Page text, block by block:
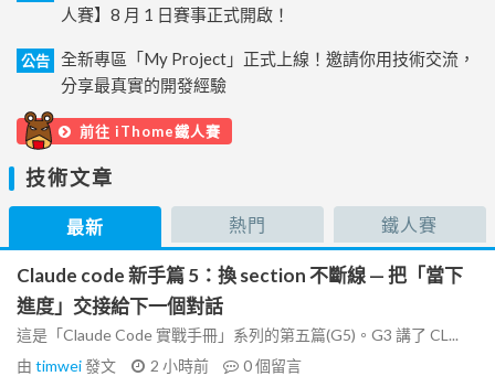
人賽】8 月 1 日賽事正式開啟！
公告
全新專區「My Project」正式上線！邀請你用技術交流，
分享最真實的開發經驗
前往 iThome鐵人賽
技術文章
最新 熱門 鐵人賽
Claude code 新手篇 5：換 section 不斷線 — 把「當下
進度」交接給下一個對話
這是「Claude Code 實戰手冊」系列的第五篇(G5)。G3 講了 CL...
由 timwei發文 2 小時前 0個留言